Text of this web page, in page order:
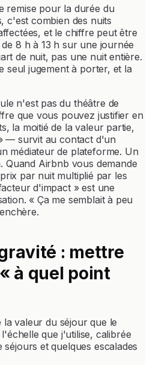
remise pour la durée du
c'est combien des nuits
et le chiffre peut être
8 h à 13 h sur une journée
de nuit, pas une nuit entière.
seul jugement à porter, et la
n'est pas du théâtre de
que vous pouvez justifier en
la moitié de la valeur partie,
— survit au contact d'un
médiateur de plateforme. Un
Airbnb vous demande
par nuit multiplié par les
d'impact » est une
« Ça me semblait à peu
: mettre
à quel point
valeur du séjour que le
que j'utilise, calibrée
et quelques escalades